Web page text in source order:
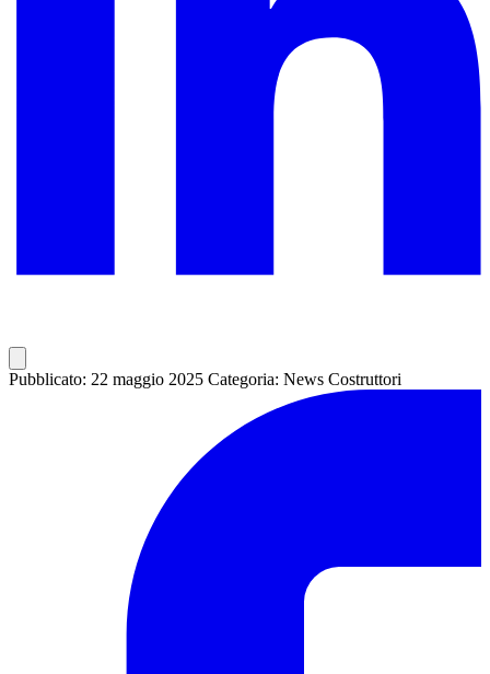
Pubblicato: 22 maggio 2025 Categoria: News Costruttori